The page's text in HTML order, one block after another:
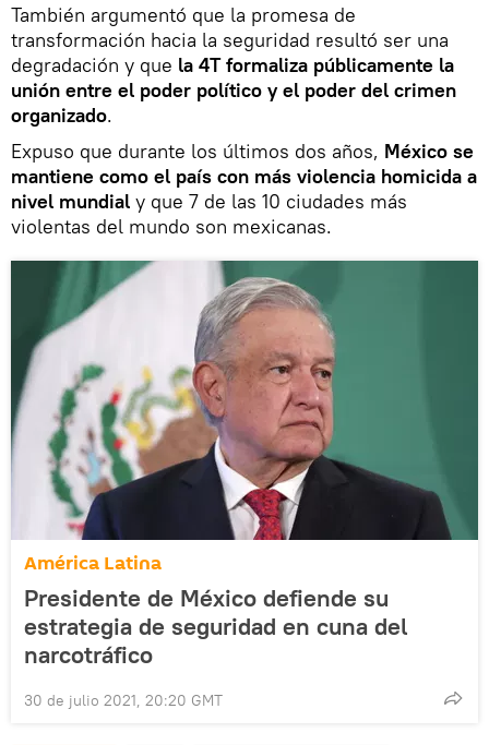
También argumentó que la promesa de
transformación hacia la seguridad resultó ser una
degradación y que la 4T formaliza públicamente la
unión entre el poder político y el poder del crimen
organizado.
Expuso que durante los últimos dos años, México se
mantiene como el país con más violencia homicida a
nivel mundial y que 7 de las 10 ciudades más
violentas del mundo son mexicanas.
América Latina
Presidente de México defiende su
estrategia de seguridad en cuna del
narcotráfico
30 de julio 2021, 20:20 GMT